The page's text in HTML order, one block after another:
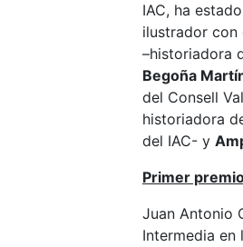
IAC, ha
ilustrador con
–historiadora
Begoña
del Consell
historiadora
del IAC- y
Primer
Juan Antonio
Intermedia en